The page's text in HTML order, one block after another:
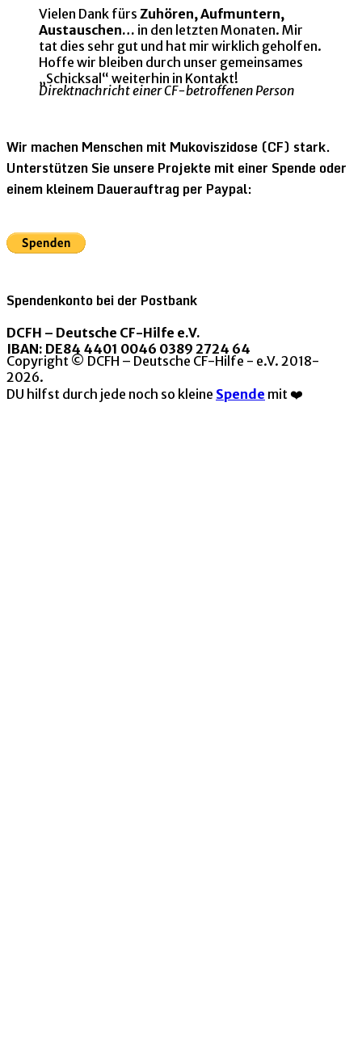
Vielen Dank fürs Zuhören, Aufmuntern,
Austauschen… in den letzten Monaten. Mir
tat dies sehr gut und hat mir wirklich geholfen.
Hoffe wir bleiben durch unser gemeinsames
„Schicksal“ weiterhin in Kontakt!
Direktnachricht einer CF-betroffenen Person
Wir machen Menschen mit Mukoviszidose (CF) stark.
Unterstützen Sie unsere Projekte mit einer Spende oder
einem kleinem Dauerauftrag per Paypal:
Spendenkonto bei der Postbank
DCFH – Deutsche CF-Hilfe e.V.
IBAN: DE84 4401 0046 0389 2724 64
Copyright © DCFH – Deutsche CF-Hilfe - e.V. 2018-
2026.
DU hilfst durch jede noch so kleine Spende mit ❤️